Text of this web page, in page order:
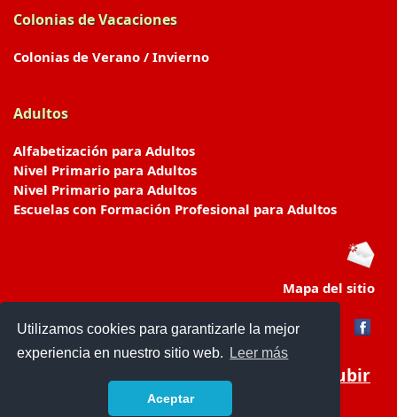
Utilizamos cookies para garantizarle la mejor
experiencia en nuestro sitio web.
Leer más
Aceptar
Colonias de Vacaciones
Colonias de Verano / Invierno
Adultos
Alfabetización para Adultos
Nivel Primario para Adultos
Nivel Primario para Adultos
Escuelas con Formación Profesional para Adultos
Mapa del sitio
Subir